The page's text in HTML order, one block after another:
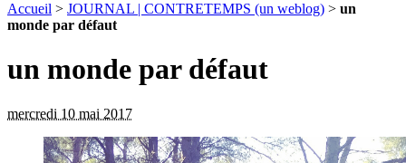
Accueil > JOURNAL | CONTRETEMPS (un weblog) > un
monde par défaut
un monde par défaut
mercredi 10 mai 2017